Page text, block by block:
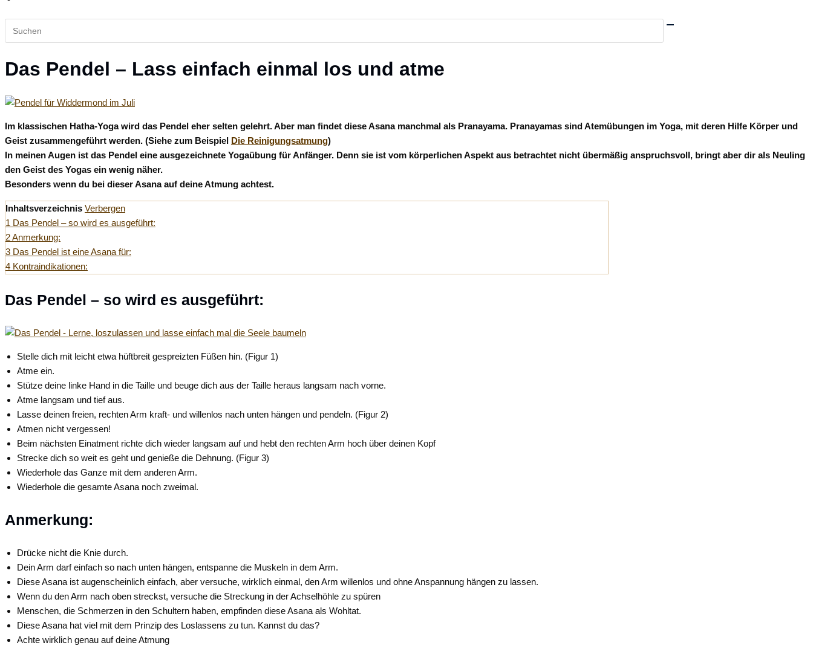
Website
durchsuchen
Das Pendel – Lass einfach einmal los und atme
Im klassischen Hatha-Yoga wird das Pendel eher selten gelehrt. Aber man findet diese Asana manchmal als Pranayama. Pranayamas sind Atemübungen im Yoga, mit deren Hilfe Körper und
Geist zusammengeführt werden. (Siehe zum Beispiel Die Reinigungsatmung)
In meinen Augen ist das Pendel eine ausgezeichnete Yogaübung für Anfänger. Denn sie ist vom körperlichen Aspekt aus betrachtet nicht übermäßig anspruchsvoll, bringt aber dir als Neuling
den Geist des Yogas ein wenig näher.
Besonders wenn du bei dieser Asana auf deine Atmung achtest.
Inhaltsverzeichnis Verbergen
1 Das Pendel – so wird es ausgeführt:
2Anmerkung:
3 Das Pendel ist eine Asana für:
4 Kontraindikationen:
Das Pendel – so wird es ausgeführt:
Stelle dich mit leicht etwa hüftbreit gespreizten Füßen hin. (Figur 1)
Atme ein.
Stütze deine linke Hand in die Taille und beuge dich aus der Taille heraus langsam nach vorne.
Atme langsam und tief aus.
Lasse deinen freien, rechten Arm kraft- und willenlos nach unten hängen und pendeln. (Figur 2)
Atmen nicht vergessen!
Beim nächsten Einatment richte dich wieder langsam auf und hebt den rechten Arm hoch über deinen Kopf
Strecke dich so weit es geht und genieße die Dehnung. (Figur 3)
Wiederhole das Ganze mit dem anderen Arm.
Wiederhole die gesamte Asana noch zweimal.
Anmerkung:
Drücke nicht die Knie durch.
Dein Arm darf einfach so nach unten hängen, entspanne die Muskeln in dem Arm.
Diese Asana ist augenscheinlich einfach, aber versuche, wirklich einmal, den Arm willenlos und ohne Anspannung hängen zu lassen.
Wenn du den Arm nach oben streckst, versuche die Streckung in der Achselhöhle zu spüren
Menschen, die Schmerzen in den Schultern haben, empfinden diese Asana als Wohltat.
Diese Asana hat viel mit dem Prinzip des Loslassens zu tun. Kannst du das?
Achte wirklich genau auf deine Atmung